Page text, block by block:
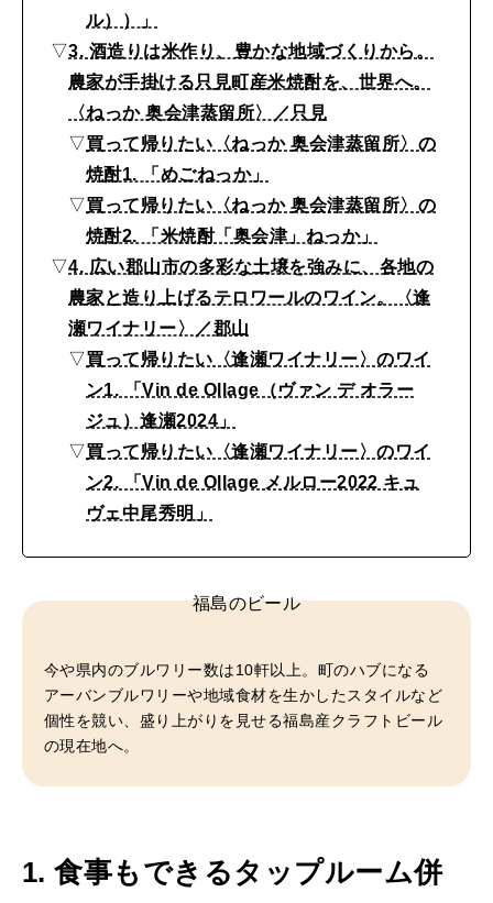
所
ル））」
▽3. 酒造りは米作り、豊かな地域づくりから。
農家が手掛ける只見町産米焼酎を、世界へ。
〈ねっか 奥会津蒸留所〉／只見
▽買って帰りたい〈ねっか 奥会津蒸留所〉の
焼酎1. 「めごねっか」
▽買って帰りたい〈ねっか 奥会津蒸留所〉の
焼酎2. 「米焼酎「奥会津」ねっか」
▽4. 広い郡山市の多彩な土壌を強みに、各地の
農家と造り上げるテロワールのワイン。〈逢
瀬ワイナリー〉／郡山
▽買って帰りたい〈逢瀬ワイナリー〉のワイ
ン1. 「Vin de Ollage（ヴァン デ オラー
ジュ）逢瀬2024」
▽買って帰りたい〈逢瀬ワイナリー〉のワイ
ン2. 「Vin de Ollage メルロー2022 キュ
ヴェ中尾秀明」
福島のビール
今や県内のブルワリー数は10軒以上。町のハブになる
アーバンブルワリーや地域食材を生かしたスタイルなど
個性を競い、盛り上がりを見せる福島産クラフトビール
の現在地へ。
1. 食事もできるタップルーム併